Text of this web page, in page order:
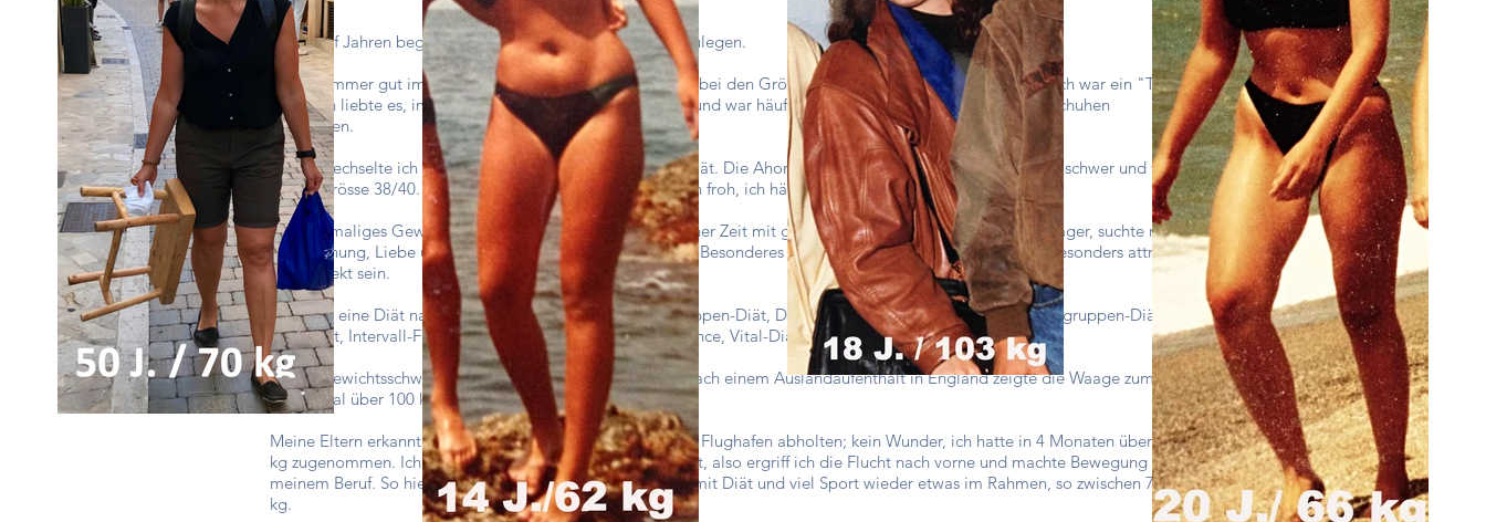
Mit Zwölf Jahren begann ich das erste Mal an Gewicht zuzulegen.
Ich war immer gut im Turnen, war stämmig, kräftig, fit und bei den Grössten der Klasse. Man könnte sagen, ich war ein "Tom-
Boy". Ich liebte es, im Wald mit den Jungs herumzutoben und war häufig mit meiner Latzhose und den Rollschuhen
anzutreffen.
Mit 14 wechselte ich die Schule und begann meine erste Diät. Die Ahorn-Sirup-Diät. Ich war 171 gross, 62 kg schwer und trug
Kleidergrösse 38/40. Wenn ich heute zurückschaue wäre ich froh, ich hätte niemals mit Diäten angefangen!
Mein damaliges Gewicht war perfekt, nur sah ich das zu jener Zeit mit ganz anderen Augen. Ich war ein Teenager, suchte nach
Anerkennung, Liebe und Aufmerksamkeit; ich wollte etwas Besonderes sein. Also musste meine Figur auch besonders attraktiv
und perfekt sein.
Es folgte eine Diät nach der anderen: Ananas-Diät, Kohlsuppen-Diät, Dr. Atkinson, Dr. Haas, Low-Carb, , Blutgruppen-Diät,
Glyx-Diät, Intervall-Fasten, Dr. Strunz-Diät, Metabolic-Balance, Vital-Diät etc.
Meine Gewichtsschwankungen wurden immer extremer. Nach einem Auslandaufenthalt in England zeigte die Waage zum
ersten Mal über 100 kg an; da war ich 18.
Meine Eltern erkannten mich kaum wieder, als sie mich am Flughafen abholten; kein Wunder, ich hatte in 4 Monaten über 30
kg zugenommen. Ich hatte bemerkt, dass mir der Sport hilft, also ergriff ich die Flucht nach vorne und machte Bewegung zu
meinem Beruf. So hielt ich meine Gewichtsschwankungen mit Diät und viel Sport wieder etwas im Rahmen, so zwischen 70-80
kg.